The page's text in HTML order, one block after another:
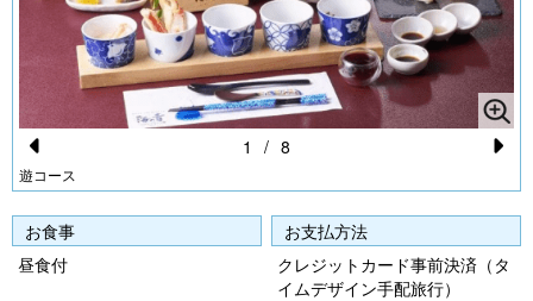
Pr
e
vi
o
遊コース
e
xt
1 / 8
お食事
昼食付
お支払方法
クレジットカード事前決済（タ
イムデザイン手配旅行）